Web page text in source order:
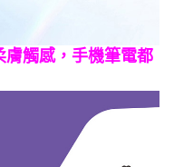
觸感，手機筆電都